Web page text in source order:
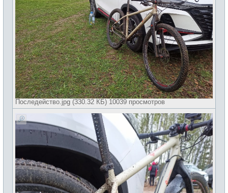
Последейство.jpg (330.32 КБ) 10039 просмотров